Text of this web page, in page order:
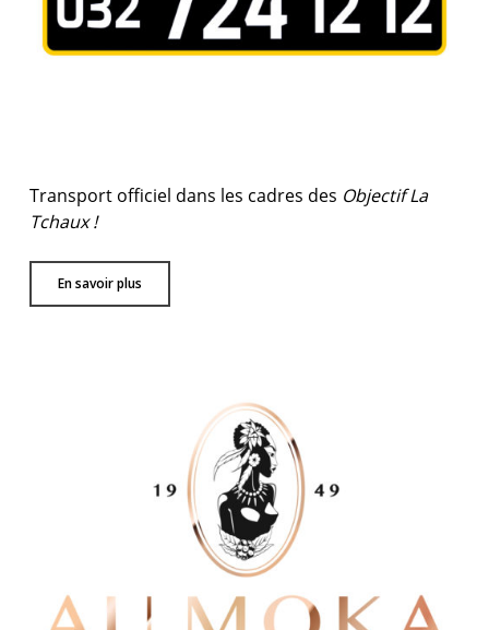
Transport officiel dans les cadres des Objectif La
Tchaux !
En savoir plus